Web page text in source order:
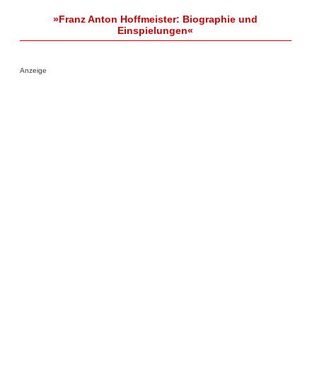
»Franz Anton Hoffmeister: Biographie und
Einspielungen«
Anzeige